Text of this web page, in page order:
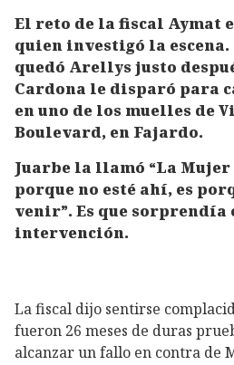
El reto de la fiscal Aymat
quien investigó la escena.
quedó Arellys justo
Cardona le disparó para
en uno de los muelles de
Boulevard, en Fajardo.
Juarbe la llamó “La
porque no esté ahí, es
venir”. Es que sorprendía
intervención.
La fiscal dijo sentirse
fueron 26 meses de duras
alcanzar un fallo en contra de